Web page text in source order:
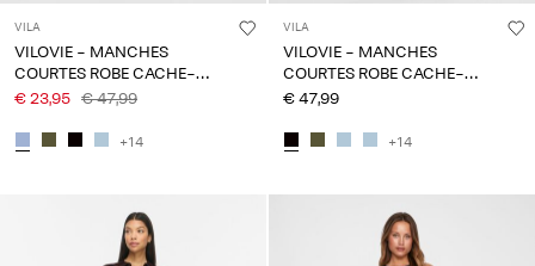
VILA
VILOVIE - MANCHES
COURTES ROBE CACHE-
CŒUR
€ 23,95 € 47,99
+14
VILA
VILOVIE - MANCHES
COURTES ROBE CACHE-
CŒUR
€ 47,99
+14